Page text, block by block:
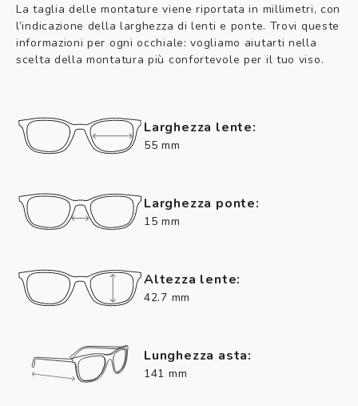
La taglia delle montature viene riportata in millimetri, con
l’indicazione della larghezza di lenti e ponte. Trovi queste
informazioni per ogni occhiale: vogliamo aiutarti nella
scelta della montatura più confortevole per il tuo viso.
Larghezza lente:
55 mm
Larghezza ponte:
15 mm
Altezza lente:
42.7 mm
Lunghezza asta:
141 mm